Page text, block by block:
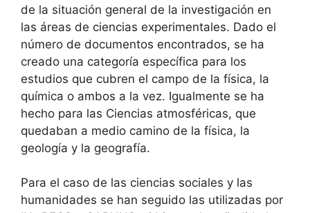
de la situación general de la investigación en
las áreas de ciencias experimentales. Dado el
número de documentos encontrados, se ha
creado una categoría específica para los
estudios que cubren el campo de la física, la
química o ambos a la vez. Igualmente se ha
hecho para las Ciencias atmosféricas, que
quedaban a medio camino de la física, la
geología y la geografía.
Para el caso de las ciencias sociales y las
humanidades se han seguido las utilizadas por